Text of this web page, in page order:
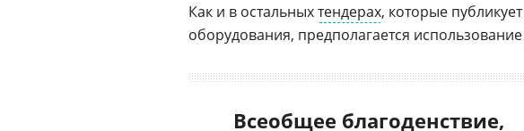
Как и в остальныхтендерах, которые публикует
оборудования, предполагается использование
Всеобщее благоденствие,